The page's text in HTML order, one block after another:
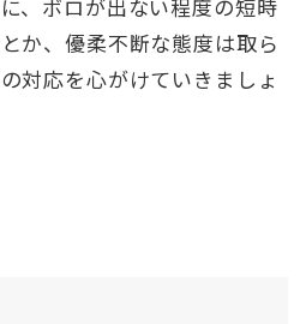
、ボロが出ない程度の短時
か、優柔不断な態度は取ら
対応を心がけていきましょ